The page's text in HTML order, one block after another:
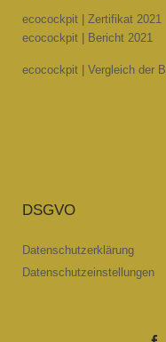
ecocockpit | Zertifikat 2021
ecocockpit | Bericht 2021
ecocockpit | Vergleich der
DSGVO
Datenschutzerklärung
Datenschutzeinstellungen